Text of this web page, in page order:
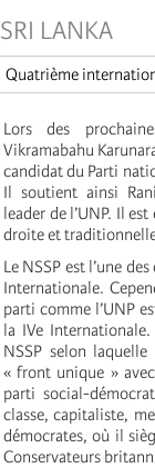
SRI LANKA
Quatrième
Lors des
Vikramabahu
candidat du Parti
Il soutient ainsi
leader de l’UNP. Il
droite et
Le NSSP est l’une
Internationale.
parti comme l’UNP
la IVe
NSSP selon
« front unique » avec
parti social-
classe, capitaliste,
démocrates, où il
Conservateurs